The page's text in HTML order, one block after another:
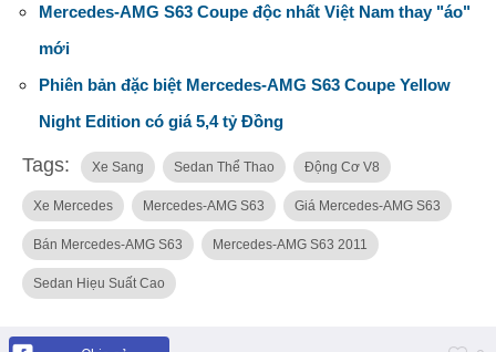
Mercedes-AMG S63 Coupe độc nhất Việt Nam thay "áo"
mới
Phiên bản đặc biệt Mercedes-AMG S63 Coupe Yellow
Night Edition có giá 5,4 tỷ Đồng
Tags: Xe Sang Sedan Thể Thao Động Cơ V8
Xe Mercedes Mercedes-AMG S63 Giá Mercedes-AMG S63
Bán Mercedes-AMG S63 Mercedes-AMG S63 2011
Sedan Hiẹu Suất Cao